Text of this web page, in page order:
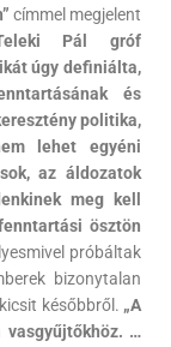
címmel megjelent
Pál gróf
úgy definiálta,
és
politika,
lehet egyéni
az áldozatok
meg kell
ösztön
próbáltak
bizonytalan
későbbről. „A
vasgyűjtőkhöz. …